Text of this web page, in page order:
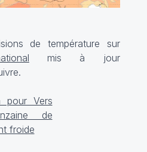
de température sur
mis à jour